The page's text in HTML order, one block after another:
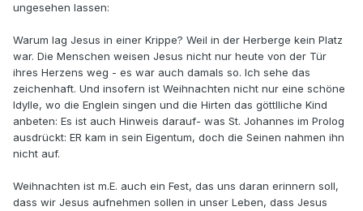
ungesehen lassen:
Warum lag Jesus in einer Krippe? Weil in der Herberge kein Platz
war. Die Menschen weisen Jesus nicht nur heute von der Tür
ihres Herzens weg - es war auch damals so. Ich sehe das
zeichenhaft. Und insofern ist Weihnachten nicht nur eine schöne
Idylle, wo die Englein singen und die Hirten das göttlliche Kind
anbeten: Es ist auch Hinweis darauf- was St. Johannes im Prolog
ausdrückt: ER kam in sein Eigentum, doch die Seinen nahmen ihn
nicht auf.
Weihnachten ist m.E. auch ein Fest, das uns daran erinnern soll,
dass wir Jesus aufnehmen sollen in unser Leben, dass Jesus